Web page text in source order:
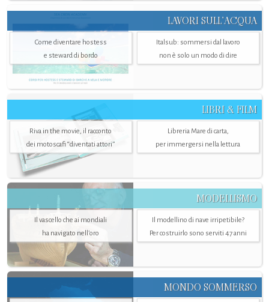
LAVORI SULL’ACQUA
Come diventare hostess
e steward di bordo
Italsub: sommersi dal lavoro
non è solo un modo di dire
LIBRI & FILM
Riva in the movie, il racconto
dei motoscafi “diventati attori”
Libreria Mare di carta,
per immergersi nella lettura
MODELLISMO
Il vascello che ai mondiali
ha navigato nell’oro
Il modellino di nave irripetibile?
Per costruirlo sono serviti 47 anni
MONDO SOMMERSO